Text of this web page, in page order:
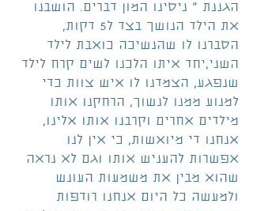
הגננת " ניסינו המון דברים. הושבנו
את הילד הנושך בצד ל5 דקות,
הסברנו לו שהנשיכה כואבת לילד
השני,יחד איתו הלכנו לשים קרח לילד
שנפגע, הצמדנו לו איש צוות כדי
למנוע ממנו לנשוך, הרחקנו אותו
מילדים אחרים וקרבנו אותו אלינו,
אנחנו די מיואשות, כי אין לנו
אפשרות להעניש אותו וגם לא נראה
שהוא מבין את משמעות העונש
ולמעשה כל היום אנחנו רודפות